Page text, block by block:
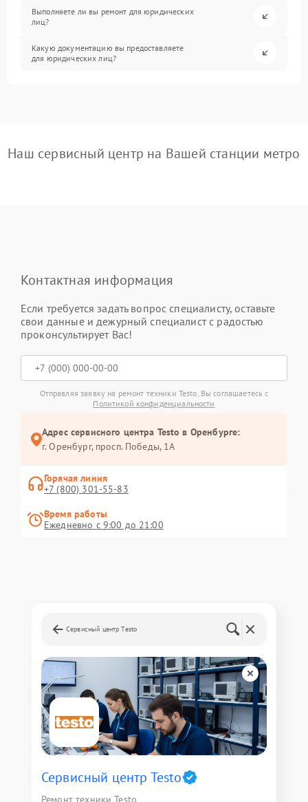
Выполняете ли вы ремонт для юридических
лиц?
Какую документацию вы предоставляете
для юридических лиц?
Наш сервисный центр на Вашей станции метро
Контактная информация
Если требуется задать вопрос специалисту, оставьте
свои данные и дежурный специалист с радостью
проконсультирует Вас!
Отправляя заявку на ремонт техники Testo, Вы соглашаетесь с
Политикой конфиденциальности
Адрес сервисного центра Testo в Оренбурге:
г. Оренбург, просп. Победы, 1А
Горячая линия
+7 (800) 301-55-83
Время работы
Ежедневно с 9:00 до 21:00
Сервисный центр Testo
Сервисный центр Testo
Ремонт техники Testo